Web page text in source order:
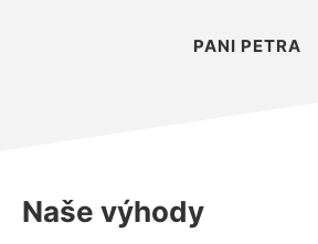
PANI PETRA
Naše výhody